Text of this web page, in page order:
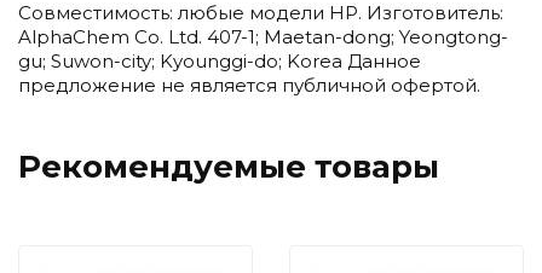
Совместимость: любые модели HP. Изготовитель:
AlphaChem Co. Ltd. 407-1; Maetan-dong; Yeongtong-
gu; Suwon-city; Kyounggi-do; Korea Данное
предложение не является публичной офертой.
Рекомендуемые товары